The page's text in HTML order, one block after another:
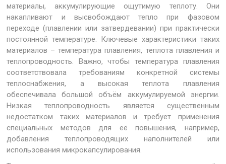
материалы, аккумулирующие ощутимую теплоту. Они
накапливают и высвобождают тепло при фазовом
переходе (плавлении или затвердевании) при практически
постоянной температуре. Ключевые характеристики таких
материалов – температура плавления, теплота плавления и
теплопроводность. Важно, чтобы температура плавления
соответствовала требованиям конкретной системы
теплоснабжения, а высокая теплота плавления
обеспечивала большой объём аккумулируемой энергии.
Низкая теплопроводность является существенным
недостатком таких материалов и требует применения
специальных методов для её повышения, например,
добавления теплопроводящих наполнителей или
использования микрокапсулирования.